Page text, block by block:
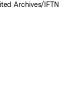
Archives/IFTN